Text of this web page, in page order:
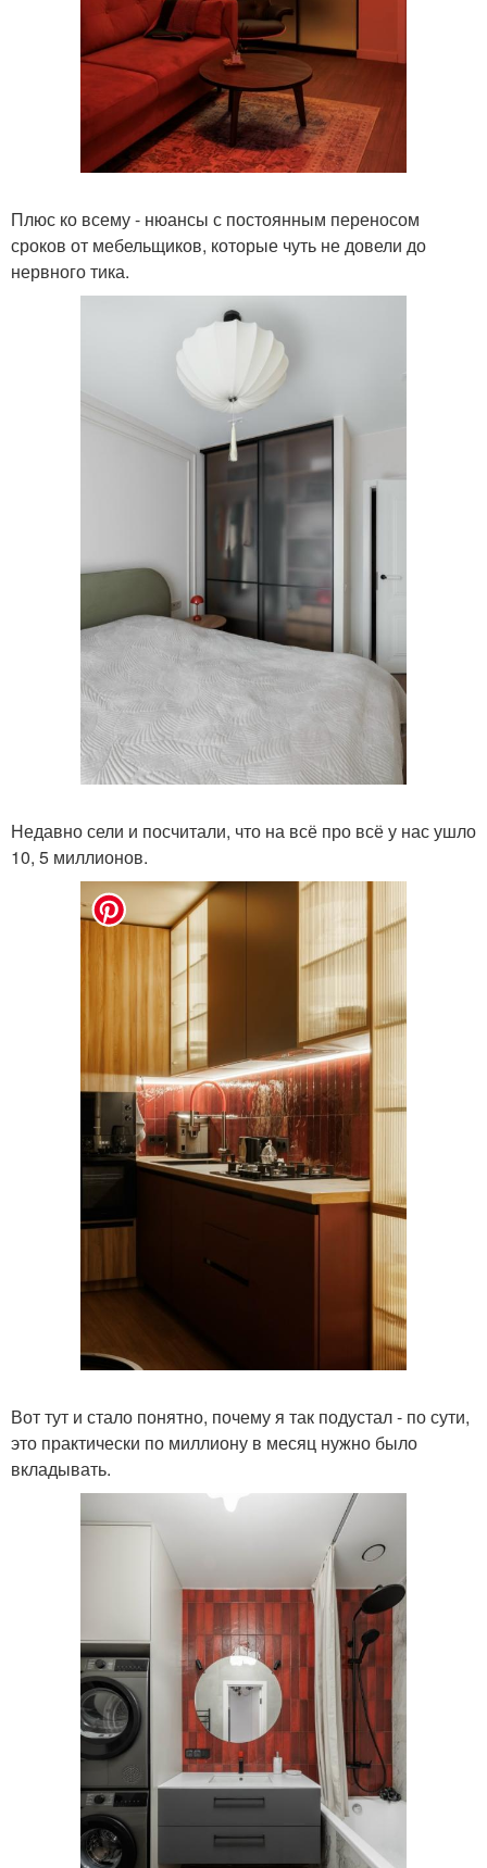
Плюс ко всему - нюансы с постоянным переносом
сроков от мебельщиков, которые чуть не довели до
нервного тика.
Недавно сели и посчитали, что на всё про всё у нас ушло
10, 5 миллионов.
Вот тут и стало понятно, почему я так подустал - по сути,
это практически по миллиону в месяц нужно было
вкладывать.